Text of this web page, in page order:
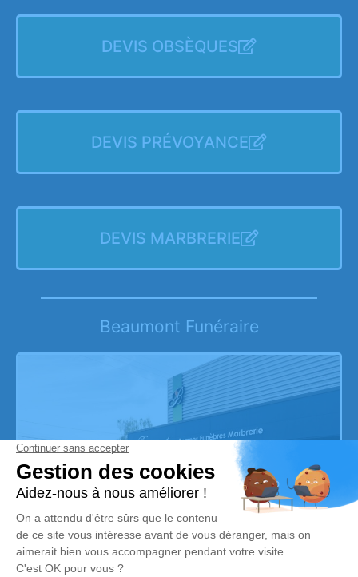
DEVIS OBSÈQUES
DEVIS PRÉVOYANCE
DEVIS MARBRERIE
Beaumont Funéraire